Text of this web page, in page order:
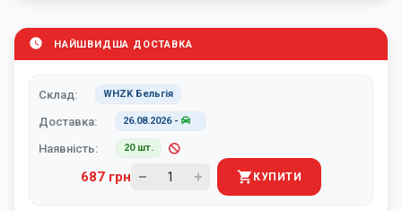
НАЙШВИДША ДОСТАВКА
Склад: WHZK Бельгія
Доставка: 26.08.2026-
Наявність: 20 шт.
687 грн КУПИТИ